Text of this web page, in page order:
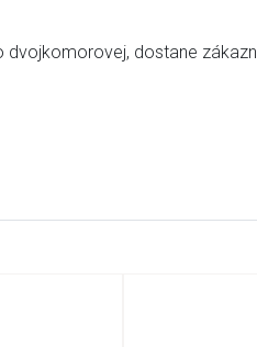
dostane